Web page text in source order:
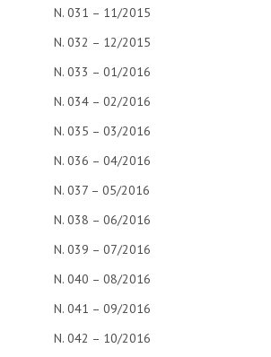
N. 031 – 11/2015
N. 032 – 12/2015
N. 033 – 01/2016
N. 034 – 02/2016
N. 035 – 03/2016
N. 036 – 04/2016
N. 037 – 05/2016
N. 038 – 06/2016
N. 039 – 07/2016
N. 040 – 08/2016
N. 041 – 09/2016
N. 042 – 10/2016